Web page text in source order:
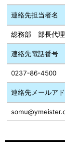
連絡先担当者名
総務部 部長代
連絡先電話番号
0237-86-4500
連絡先メールア